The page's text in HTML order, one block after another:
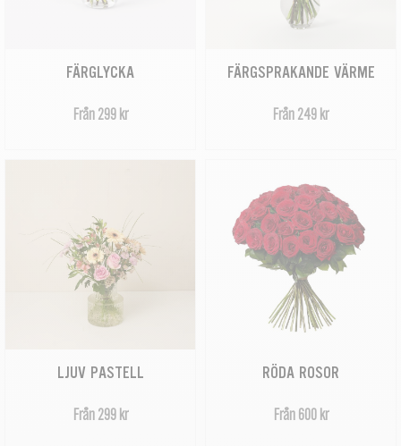
FÄRGLYCKA
Från 299 kr
FÄRGSPRAKANDE VÄRME
Från 249 kr
LJUV PASTELL
Från 299 kr
RÖDA ROSOR
Från 600 kr